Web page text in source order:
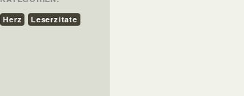
Herz
Leserzitate